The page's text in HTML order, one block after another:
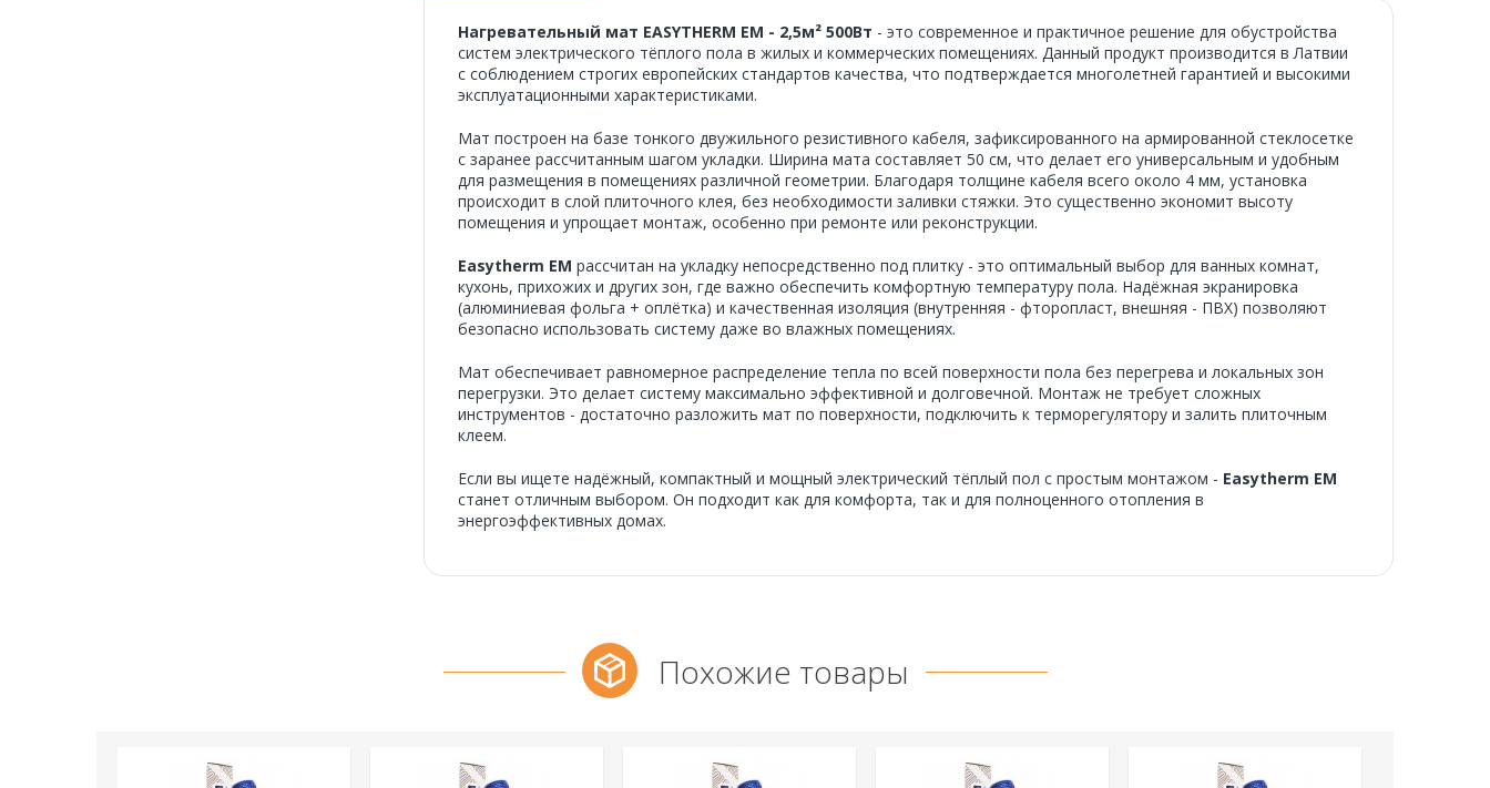
Нагревательный мат EASYTHERM EM - 2,5м² 500Вт - это современное и практичное решение для обустройства
систем электрического тёплого пола в жилых и коммерческих помещениях. Данный продукт производится в Латвии
с соблюдением строгих европейских стандартов качества, что подтверждается многолетней гарантией и высокими
эксплуатационными характеристиками.
Мат построен на базе тонкого двужильного резистивного кабеля, зафиксированного на армированной стеклосетке
с заранее рассчитанным шагом укладки. Ширина мата составляет 50 см, что делает его универсальным и удобным
для размещения в помещениях различной геометрии. Благодаря толщине кабеля всего около 4 мм, установка
происходит в слой плиточного клея, без необходимости заливки стяжки. Это существенно экономит высоту
помещения и упрощает монтаж, особенно при ремонте или реконструкции.
Easytherm EM рассчитан на укладку непосредственно под плитку - это оптимальный выбор для ванных комнат,
кухонь, прихожих и других зон, где важно обеспечить комфортную температуру пола. Надёжная экранировка
(алюминиевая фольга + оплётка) и качественная изоляция (внутренняя - фторопласт, внешняя - ПВХ) позволяют
безопасно использовать систему даже во влажных помещениях.
Мат обеспечивает равномерное распределение тепла по всей поверхности пола без перегрева и локальных зон
перегрузки. Это делает систему максимально эффективной и долговечной. Монтаж не требует сложных
инструментов - достаточно разложить мат по поверхности, подключить к терморегулятору и залить плиточным
клеем.
Если вы ищете надёжный, компактный и мощный электрический тёплый пол с простым монтажом - Easytherm EM
станет отличным выбором. Он подходит как для комфорта, так и для полноценного отопления в
энергоэффективных домах.
Похожие товары